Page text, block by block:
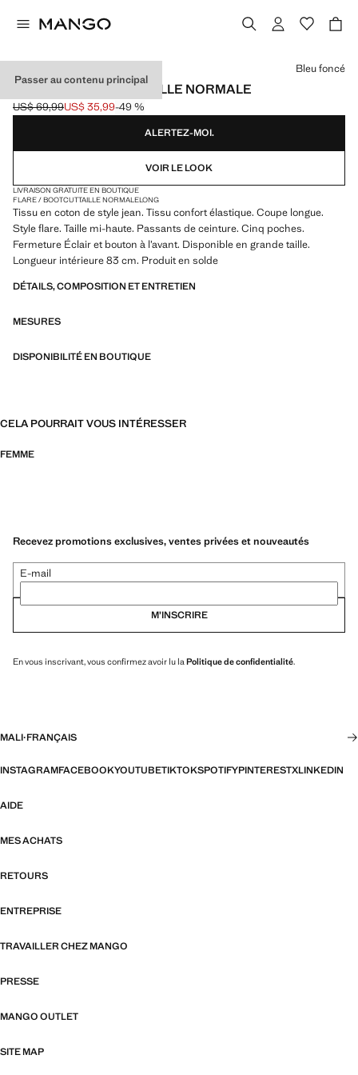
Passer au contenu principal
JEAN FIONA FLARE TAILLE NORMALE
Prix initial barré [US$ 69,99 ]
US$ 69,99
Prix actuel [US$ 35,99 ]
US$ 35,99-49 %
Choisissez une couleur
Bleu foncé
ALERTEZ-MOI.
VOIR LE LOOK
LIVRAISON GRATUITE EN BOUTIQUE
FLARE / BOOTCUTTAILLE NORMALELONG
Tissu en coton de style jean. Tissu confort élastique. Coupe longue.
Style flare. Taille mi-haute. Passants de ceinture. Cinq poches.
Fermeture Éclair et bouton à l’avant. Disponible en grande taille.
Longueur intérieure 83 cm. Produit en solde
DÉTAILS, COMPOSITION ET ENTRETIEN
MESURES
DISPONIBILITÉ EN BOUTIQUE
CELA POURRAIT VOUS INTÉRESSER
FEMME
Recevez promotions exclusives, ventes privées et nouveautés
E-mail
M’INSCRIRE
En vous inscrivant, vous confirmez avoir lu la Politique de confidentialité.
MALI·FRANÇAIS
INSTAGRAMFACEBOOKYOUTUBETIKTOKSPOTIFYPINTERESTXLINKEDIN
AIDE
MES ACHATS
RETOURS
ENTREPRISE
TRAVAILLER CHEZ MANGO
PRESSE
MANGO OUTLET
SITE MAP